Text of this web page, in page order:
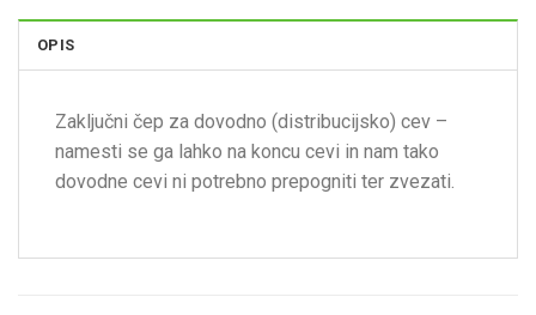
OPIS
Zaključni čep za dovodno (distribucijsko) cev –
namesti se ga lahko na koncu cevi in nam tako
dovodne cevi ni potrebno prepogniti ter zvezati.